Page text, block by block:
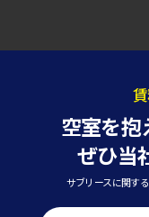
空室を抱
ぜひ当
サブリースに関す